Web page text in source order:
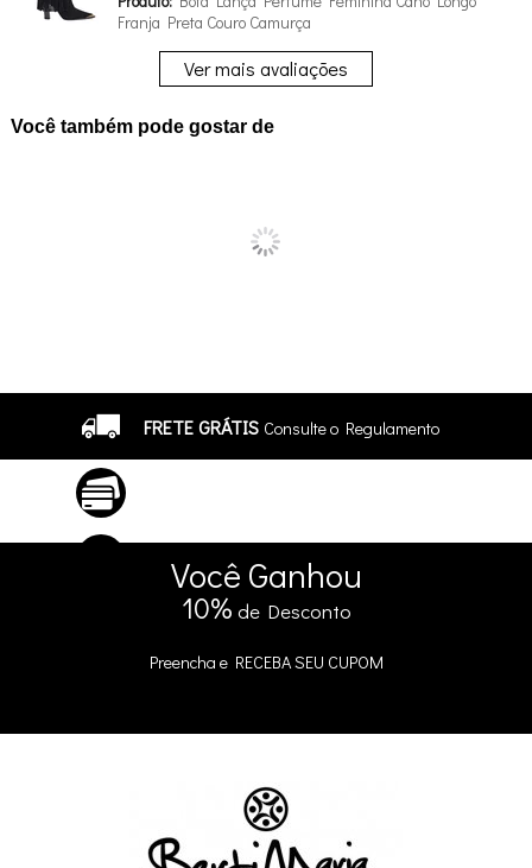
Franja Preta Couro Camurça
Ver mais avaliações
Você também pode gostar de
FRETE GRÁTIS Consulte o Regulamento
5% DE DESCONTO no Pix e Boleto
Você Ganhou
10% de Desconto
Preencha e RECEBA SEU CUPOM